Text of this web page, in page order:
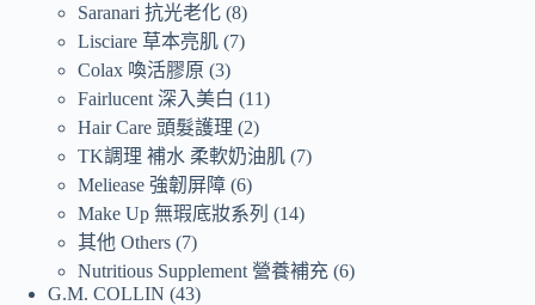
Saranari 抗光老化 8
Lisciare 草本亮肌 7
Colax 喚活膠原 3
Fairlucent 深入美白
11
Hair Care 頭髮護理
2
TK調理 補水 柔軟奶油肌 7
Meliease 強韌屏障 6
Make Up 無瑕底妝系列
14
其他 Others 7
Nutritious Supplement 營養補充 6
G.M. COLLIN 43